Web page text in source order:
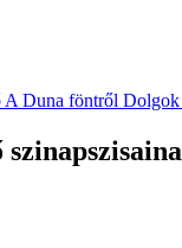
A Duna föntről Dolgok